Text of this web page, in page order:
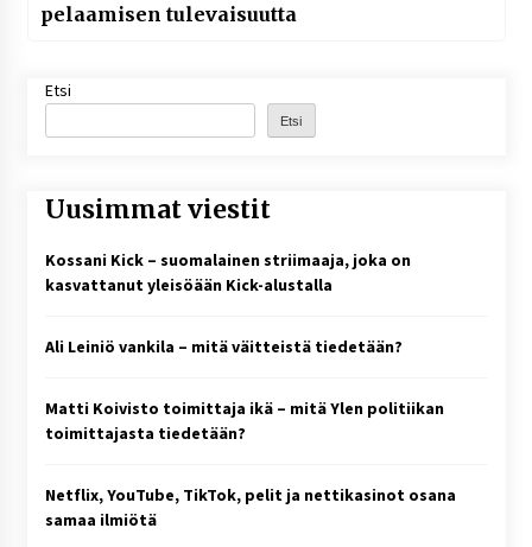
pelaamisen tulevaisuutta
Etsi
Etsi
Uusimmat viestit
Kossani Kick – suomalainen striimaaja, joka on
kasvattanut yleisöään Kick-alustalla
Ali Leiniö vankila – mitä väitteistä tiedetään?
Matti Koivisto toimittaja ikä – mitä Ylen politiikan
toimittajasta tiedetään?
Netflix, YouTube, TikTok, pelit ja nettikasinot osana
samaa ilmiötä